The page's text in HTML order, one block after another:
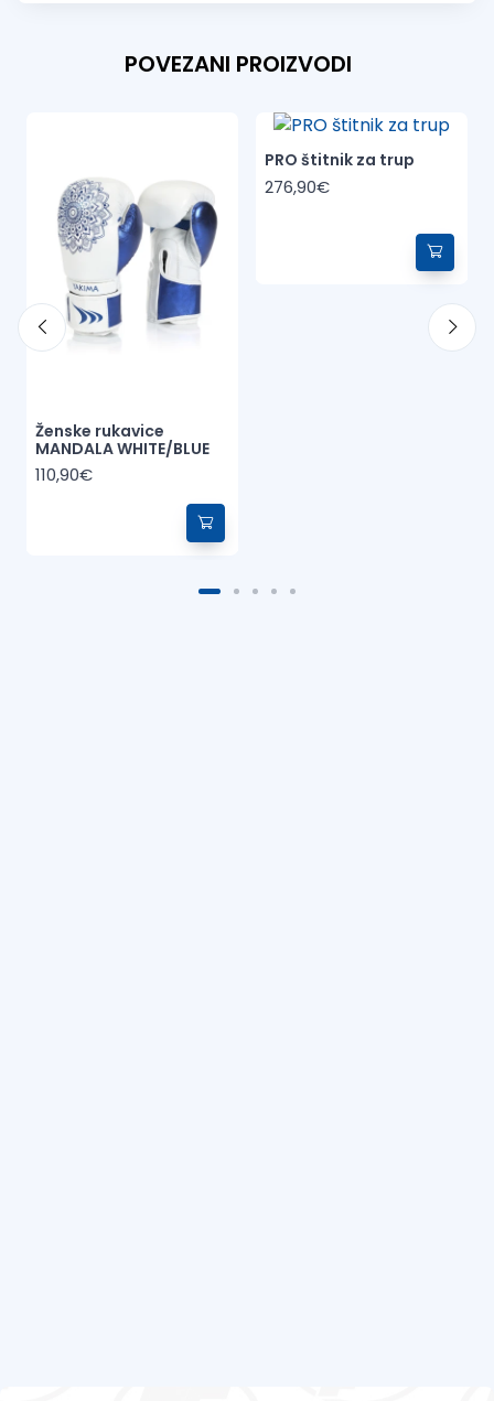
POVEZANI PROIZVODI
Ženske rukavice
MANDALA WHITE/BLUE
110,90€
PRO štitnik za trup
276,90€